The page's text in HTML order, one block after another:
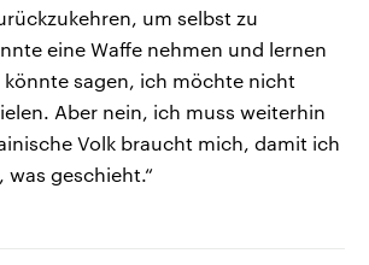
um selbst zu
eine Waffe nehmen und lernen
sagen, ich möchte nicht
Aber nein, ich muss weiterhin
Volk braucht mich, damit ich
was geschieht.“